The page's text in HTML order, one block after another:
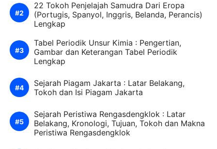
22 Tokoh Penjelajah Samudra Dari Eropa
(Portugis, Spanyol, Inggris, Belanda, Perancis)
Lengkap
Tabel Periodik Unsur Kimia : Pengertian,
Gambar dan Keterangan Tabel Periodik
Lengkap
Sejarah Piagam Jakarta : Latar Belakang,
Tokoh dan Isi Piagam Jakarta
Sejarah Peristiwa Rengasdengklok : Latar
Belakang, Kronologi, Tujuan, Tokoh dan Makna
Peristiwa Rengasdengklok